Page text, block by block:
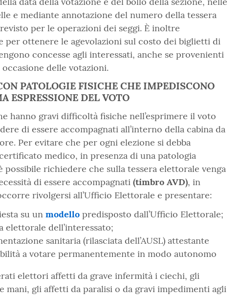
e mediante annotazione del numero della tessera
per le operazioni dei seggi. È inoltre
per ottenere le agevolazioni sul costo dei biglietti di
concesse agli interessati, anche se provenienti
occasione delle votazioni.
PATOLOGIE FISICHE CHE IMPEDISCONO
ESPRESSIONE DEL VOTO
hanno gravi difficoltà fisiche nell’esprimere il voto
di essere accompagnati all’interno della cabina da
Per evitare che per ogni elezione si debba
medico, in presenza di una patologia
possibile richiedere che sulla tessera elettorale venga
di essere accompagnati (timbro AVD), in
rivolgersi all’Ufficio Elettorale e presentare:
su un modellopredisposto dall’Ufficio Elettorale;
elettorale dell’interessato;
sanitaria (rilasciata dell’AUSL) attestante
a votare permanentemente in modo autonomo
elettori affetti da grave infermità i ciechi, gli
mani, gli affetti da paralisi o da gravi impedimenti agli